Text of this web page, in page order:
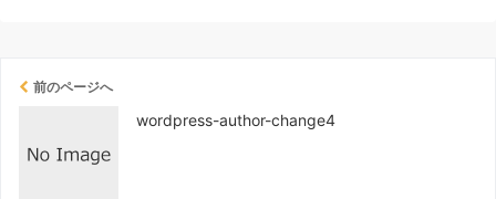
前のページへ
wordpress-author-change4